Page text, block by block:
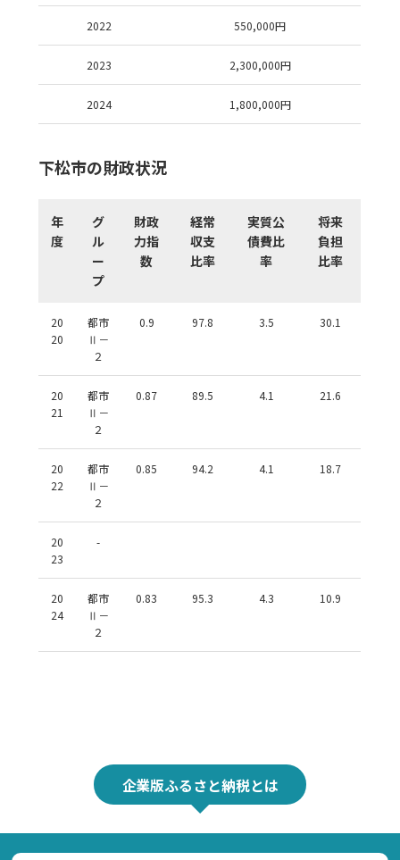
2022 550,000円
2023 2,300,000円
2024 1,800,000円
下松市の財政状況
年
度
グ
ル
ー
プ
財政
力指
数
経常
収支
比率
実質公
債費比
率
将来
負担
比率
20
20
都市
Ⅱ－
２
0.9 97.8 3.5 30.1
20
21
都市
Ⅱ－
２
0.87 89.5 4.1 21.6
20
22
都市
Ⅱ－
２
0.85 94.2 4.1 18.7
20
23
-
20
24
都市
Ⅱ－
２
0.83 95.3 4.3 10.9
企業版ふるさと納税とは